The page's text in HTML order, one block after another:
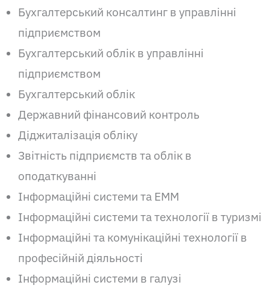
Бухгалтерський консалтинг в управлінні
підприємством
Бухгалтерський облік в управлінні
підприємством
Бухгалтерський облік
Державний фінансовий контроль
Діджиталізація обліку
Звітність підприємств та облік в
оподаткуванні
Інформаційні системи та ЕММ
Інформаційні системи та технології в туризмі
Інформаційні та комунікаційні технології в
професійній діяльності
Інформаційні системи в галузі